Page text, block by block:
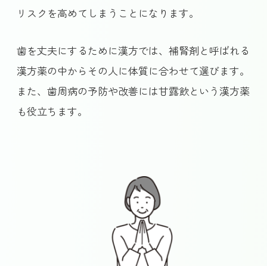
リスクを高めてしまうことになります。
歯を丈夫にするために漢方では、補腎剤と呼ばれる
漢方薬の中からその人に体質に合わせて選びます。
また、歯周病の予防や改善には甘露飲という漢方薬
も役立ちます。